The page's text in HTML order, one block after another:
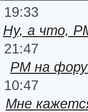
19:33
Ну, а что,
21:47
PM на
10:47
Мне